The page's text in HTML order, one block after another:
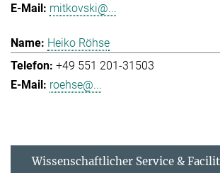
mitkovski@...
Heiko Röhse
+49 551 201-31503
roehse@...
Wissenschaftlicher Service &